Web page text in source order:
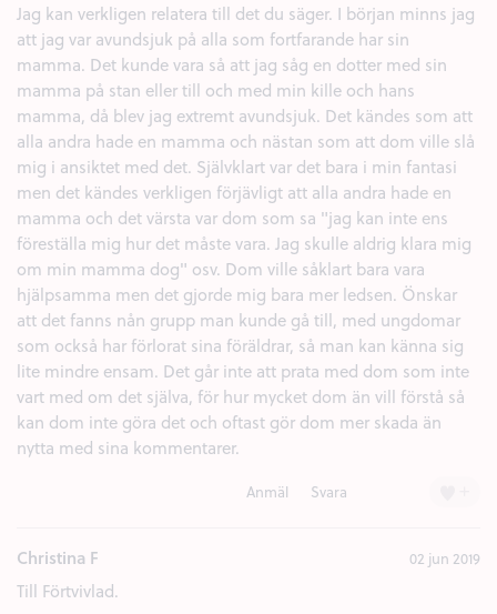
Jag kan verkligen relatera till det du säger. I början minns jag
att jag var avundsjuk på alla som fortfarande har sin
mamma. Det kunde vara så att jag såg en dotter med sin
mamma på stan eller till och med min kille och hans
mamma, då blev jag extremt avundsjuk. Det kändes som att
alla andra hade en mamma och nästan som att dom ville slå
mig i ansiktet med det. Självklart var det bara i min fantasi
men det kändes verkligen förjävligt att alla andra hade en
mamma och det värsta var dom som sa "jag kan inte ens
föreställa mig hur det måste vara. Jag skulle aldrig klara mig
om min mamma dog" osv. Dom ville såklart bara vara
hjälpsamma men det gjorde mig bara mer ledsen. Önskar
att det fanns nån grupp man kunde gå till, med ungdomar
som också har förlorat sina föräldrar, så man kan känna sig
lite mindre ensam. Det går inte att prata med dom som inte
vart med om det själva, för hur mycket dom än vill förstå så
kan dom inte göra det och oftast gör dom mer skada än
nytta med sina kommentarer.
Anmäl Svara
Christina F 02 jun 2019
Till Förtvivlad.